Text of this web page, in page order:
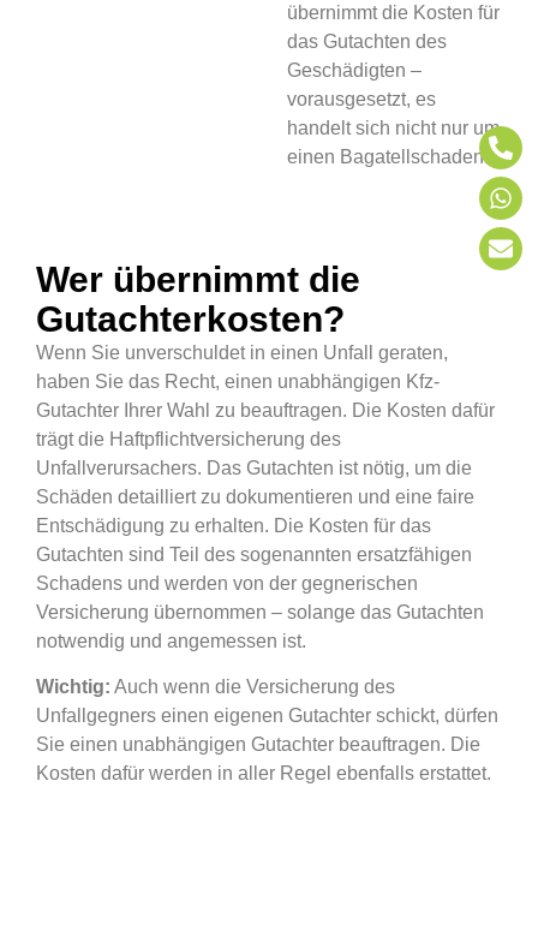
übernimmt die Kosten für
das Gutachten des
Geschädigten –
vorausgesetzt, es
handelt sich nicht nur um
einen Bagatellschaden.
Wer übernimmt die
Gutachterkosten?
Wenn Sie unverschuldet in einen Unfall geraten,
haben Sie das Recht, einen unabhängigen Kfz-
Gutachter Ihrer Wahl zu beauftragen. Die Kosten dafür
trägt die Haftpflichtversicherung des
Unfallverursachers. Das Gutachten ist nötig, um die
Schäden detailliert zu dokumentieren und eine faire
Entschädigung zu erhalten. Die Kosten für das
Gutachten sind Teil des sogenannten ersatzfähigen
Schadens und werden von der gegnerischen
Versicherung übernommen – solange das Gutachten
notwendig und angemessen ist.
Wichtig: Auch wenn die Versicherung des
Unfallgegners einen eigenen Gutachter schickt, dürfen
Sie einen unabhängigen Gutachter beauftragen. Die
Kosten dafür werden in aller Regel ebenfalls erstattet.